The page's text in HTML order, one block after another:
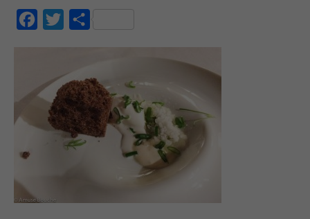
FacebookTwitter